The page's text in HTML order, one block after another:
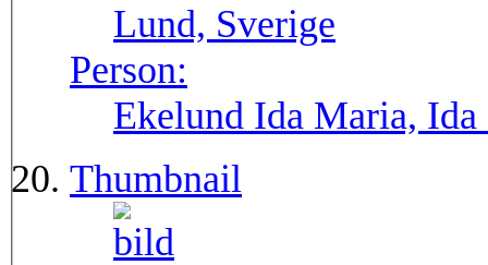
Lund, Sverige
Person:
Ekelund Ida Maria, Ida
Thumbnail